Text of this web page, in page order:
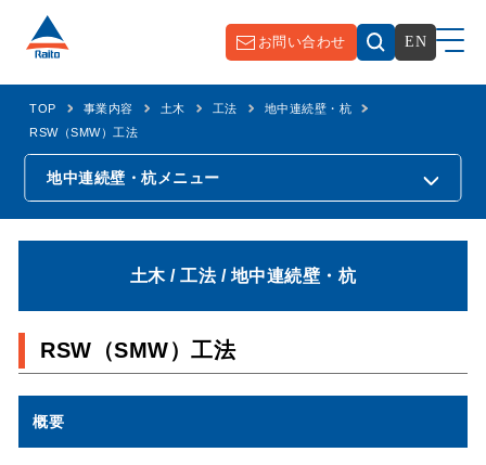
お問い合わせ EN
TOP 事業内容 土木 工法
地中連続壁・杭
RSW（SMW）工法
地中連続壁・杭メニュー
土木 / 工法 / 地中連続壁・杭
RSW（SMW）工法
概要